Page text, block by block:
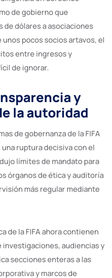
de gobierno que
dólares a asociaciones
pocos socios artavos, el
entre ingresos y
de ignorar.
y
la autoridad
de gobernanza de la FIFA
ruptura decisiva con el
límites de mandato para
órganos de ética y auditoría
más regular mediante
de la FIFA ahora contienen
audiencias y
secciones enteras a las
y marcos de